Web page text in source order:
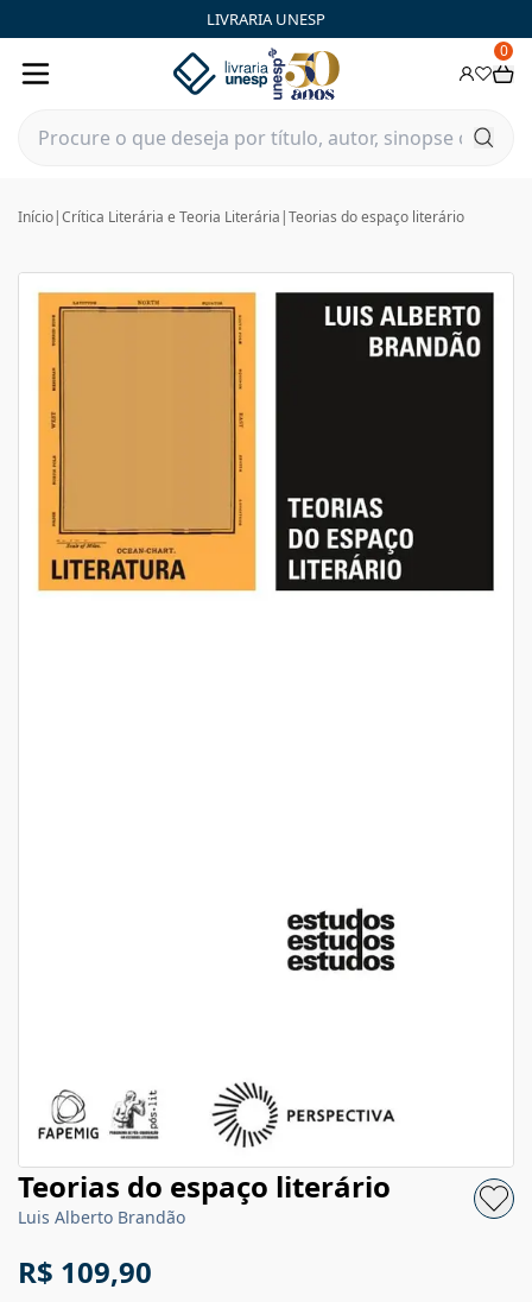
LIVRARIA UNESP
0
Início|Crítica Literária e Teoria Literária |Teorias do espaço literário
Teorias do espaço literário
Luis Alberto Brandão
R$ 109,90